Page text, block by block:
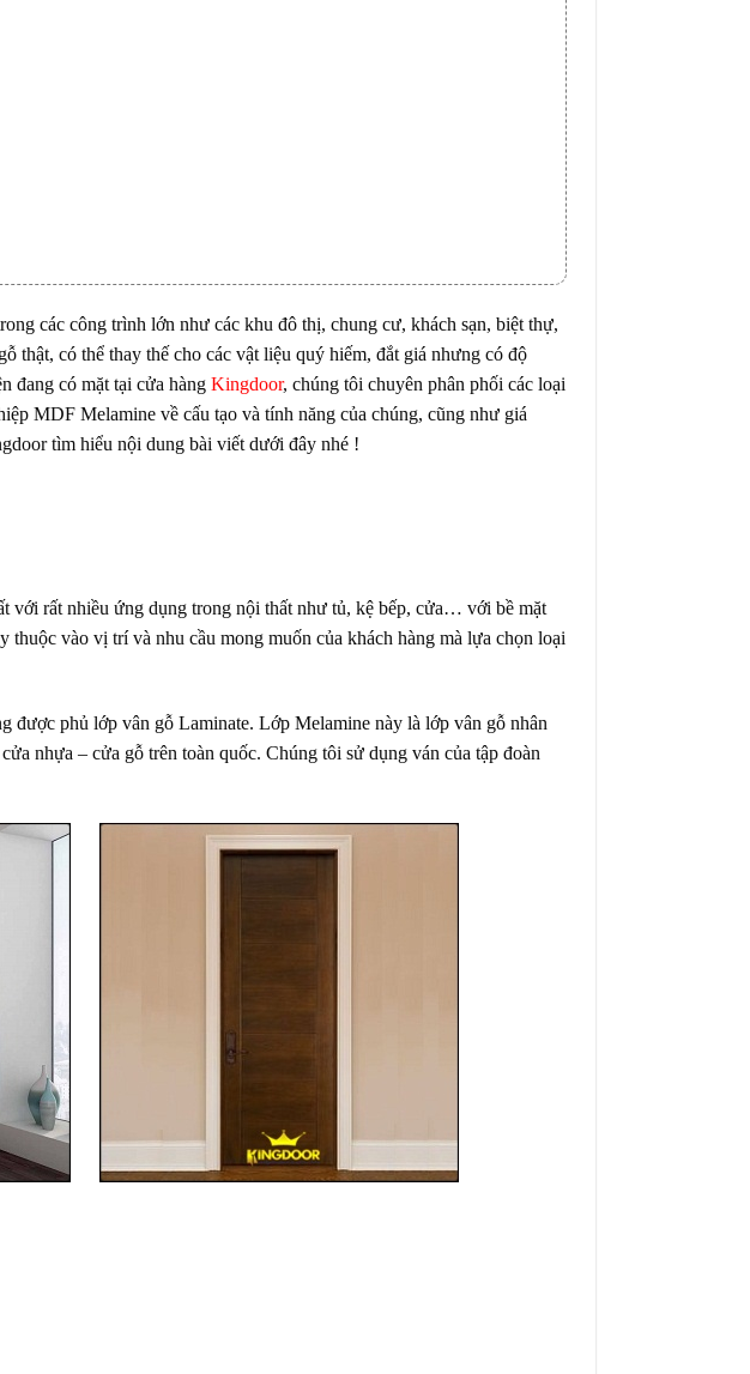
các công trình lớn như các khu đô thị, chung cư, khách sạn, biệt thự,
thật, có thể thay thế cho các vật liệu quý hiếm, đắt giá nhưng có độ
đang có mặt tại cửa hàng Kingdoor, chúng tôi chuyên phân phối các loại
MDF Melamine về cấu tạo và tính năng của chúng, cũng như giá
tìm hiểu nội dung bài viết dưới đây nhé !
với rất nhiều ứng dụng trong nội thất như tủ, kệ bếp, cửa… với bề mặt
vào vị trí và nhu cầu mong muốn của khách hàng mà lựa chọn loại
được phủ lớp vân gỗ Laminate. Lớp Melamine này là lớp vân gỗ nhân
cửa nhựa – cửa gỗtrên toàn quốc. Chúng tôi sử dụng ván của tập đoàn